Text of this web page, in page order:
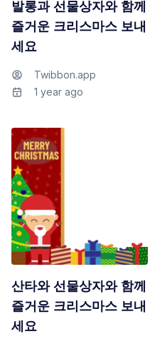
발롱과 선물상자와 함께
즐거운 크리스마스 보내
세요
Twibbon.app
1 year ago
산타와 선물상자와 함께
즐거운 크리스마스 보내
세요